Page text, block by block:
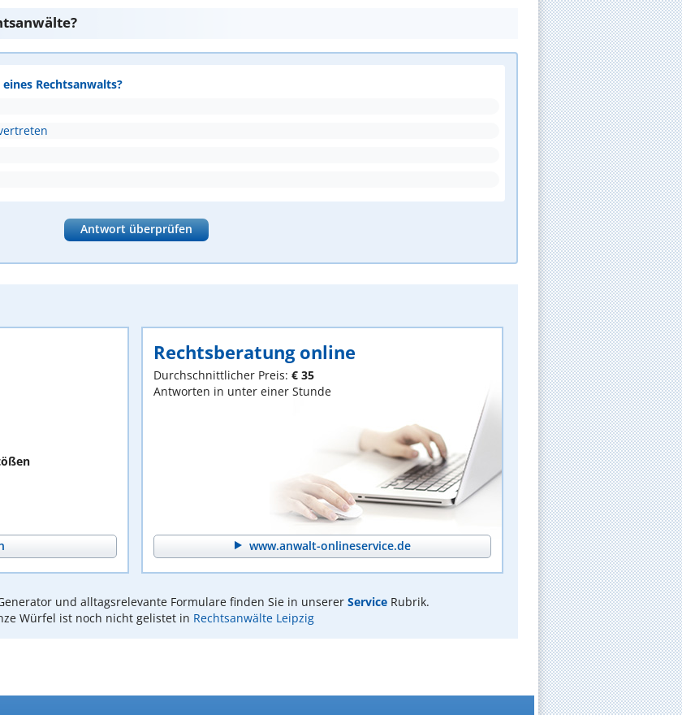
Rechtsanwalts?
Antwort überprüfen
Rechtsberatung online
Durchschnittlicher Preis: € 35
Antworten in unter einer Stunde
www.anwalt-onlineservice.de
und alltagsrelevante Formulare finden Sie in unserer ServiceRubrik.
Würfel ist noch nicht gelistet in Rechtsanwälte Leipzig